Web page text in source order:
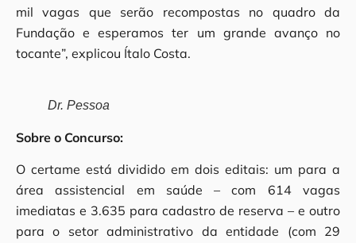
mil vagas que serão recompostas no quadro da
Fundação e esperamos ter um grande avanço no
tocante”, explicou Ítalo Costa.
Dr. Pessoa
Sobre o Concurso:
O certame está dividido em dois editais: um para a
área assistencial em saúde – com 614 vagas
imediatas e 3.635 para cadastro de reserva – e outro
para o setor administrativo da entidade (com 29